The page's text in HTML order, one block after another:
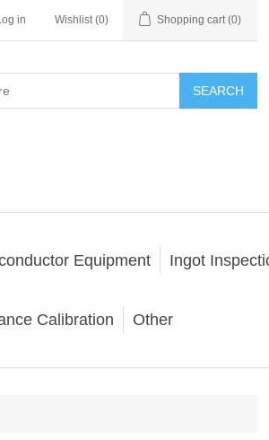
in Wishlist (0) Shopping cart (0)
SEARCH
Equipment Ingot
Calibration Other